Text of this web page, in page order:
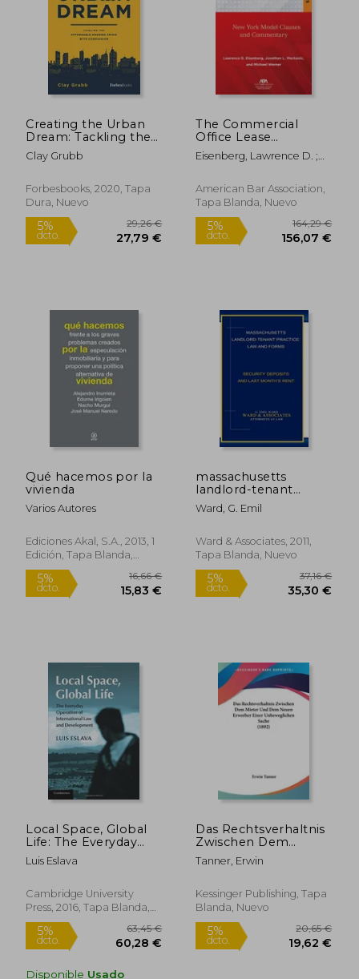
dcto. 39,90 € dcto.
Creating the Urban
Dream: Tackling the
Affordable Housing
Crisis With
Inglés)
Clay Grubb
Forbesbooks, 2020, Tapa
Dura, Nuevo
5%
dcto. 27,79 €
The Commercial
Office Lease
Handbook, Second
Edition: New York
Commentary (en
Inglés)
Eisenberg, Lawrence D. ;
Werner, Michael J.
American Bar Association,
Tapa Blanda, Nuevo
5%
dcto.
Qué hacemos por la
vivienda
Varios Autores
Ediciones Akal, S.A., 2013, 1
Edición, Tapa Blanda,
Nuevo
dcto.
massachusetts
landlord-tenant
practice: law and
forms (en Inglés)
Ward, G. Emil
Ward & Associates, 2011,
Tapa Blanda, Nuevo
Local Space, Global
Life: The Everyday
Operation of
International law and
Inglés)
Luis Eslava
Cambridge University
Press, 2016, Tapa Blanda,
Nuevo
Disponible Usado
Das Rechtsverhaltnis
Zwischen Dem
Mieter Und Dem
Neuen Erwerber
Sache (1892) (en
Alemán)
Tanner, Erwin
Kessinger Publishing, Tapa
Blanda, Nuevo